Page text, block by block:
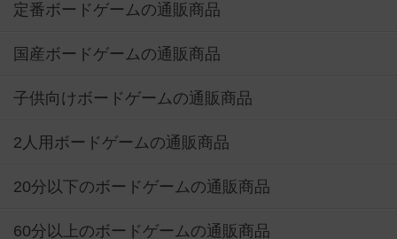
定番ボードゲームの通販商品
国産ボードゲームの通販商品
子供向けボードゲームの通販商品
2人用ボードゲームの通販商品
20分以下のボードゲームの通販商品
60分以上のボードゲームの通販商品